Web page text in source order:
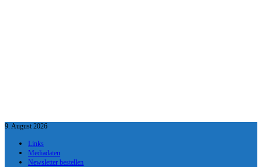
9. August 2026
Links
Mediadaten
Newsletter bestellen